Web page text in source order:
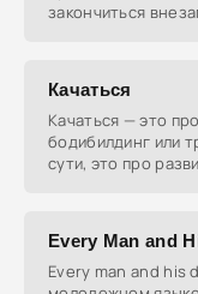
закончиться
Качаться
Качаться — это
бодибилдинг или
сути, это про
Every Man and
Every man and his